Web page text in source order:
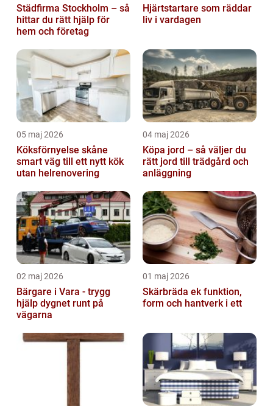
Städfirma Stockholm – så
hittar du rätt hjälp för
hem och företag
Hjärtstartare som räddar
liv i vardagen
05 maj 2026
Köksförnyelse skåne
smart väg till ett nytt kök
utan helrenovering
04 maj 2026
Köpa jord – så väljer du
rätt jord till trädgård och
anläggning
02 maj 2026
Bärgare i Vara - trygg
hjälp dygnet runt på
vägarna
01 maj 2026
Skärbräda ek funktion,
form och hantverk i ett